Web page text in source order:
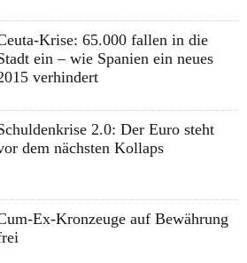
Krise: 65.000 fallen in die
ein – wie Spanien ein neues
verhindert
2.0: Der Euro steht
dem nächsten Kollaps
Ex-Kronzeuge auf Bewährung